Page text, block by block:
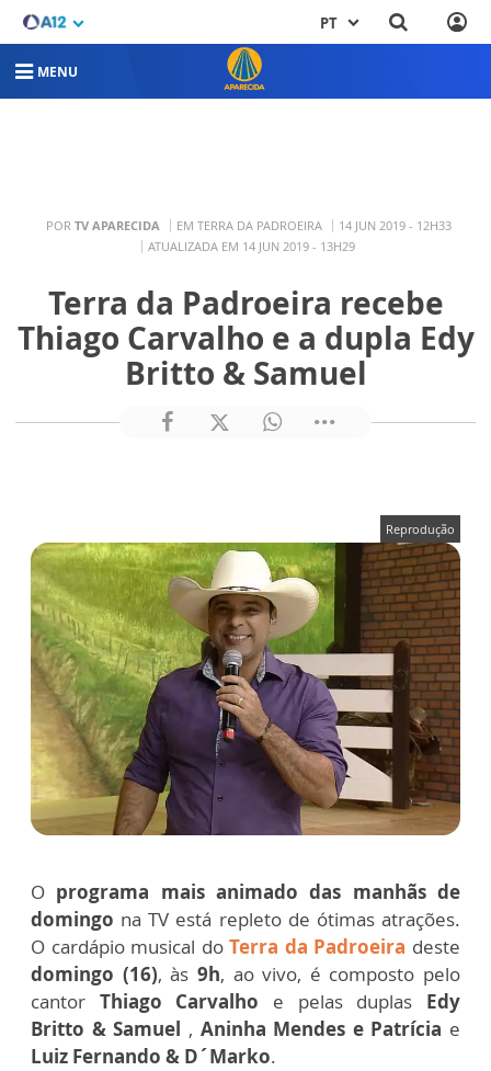
PT
MENU
POR TV APARECIDA EM TERRA DA PADROEIRA
14 JUN 2019 - 12H33
ATUALIZADA EM 14 JUN 2019 - 13H29
Terra da Padroeira recebe
Thiago Carvalho e a dupla Edy
Britto & Samuel
Reprodução
O programa mais animado das manhãs de
domingo na TV está repleto de ótimas atrações.
O cardápio musical doTerra da Padroeira deste
domingo (16), às 9h, ao vivo, é composto pelo
cantor Thiago Carvalho e pelas duplas Edy
Britto & Samuel , Aninha Mendes e Patrícia e
Luiz Fernando & D´Marko.